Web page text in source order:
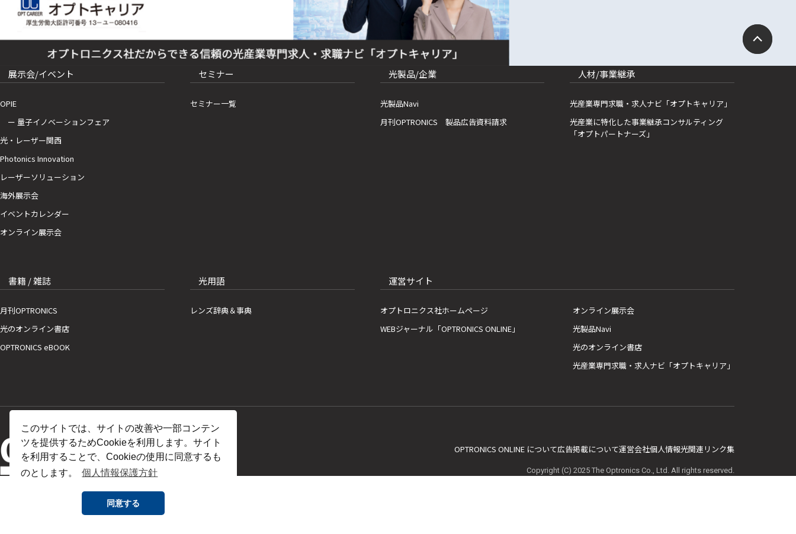
このサイトでは、サイトの改善や一部コンテン
ツを提供するためCookieを利用します。サイト
を利用することで、Cookieの使用に同意するも
のとします。
個人情報保護方針
同意する
展示会/イベント
OPIE
ー 量子イノベーションフェア
光・レーザー関西
Photonics Innovation
レーザーソリューション
海外展示会
イベントカレンダー
オンライン展示会
セミナー
セミナー一覧
光製品/企業
光製品Navi
月刊OPTRONICS 製品広告資料請求
人材/事業継承
光産業専門求職・求人ナビ「オプトキャリア」
光産業に特化した事業継承コンサルティング
「オプトパートナーズ」
書籍 / 雑誌
月刊OPTRONICS
光のオンライン書店
OPTRONICS eBOOK
光用語
レンズ辞典＆事典
運営サイト
オプトロニクス社ホームページ
WEBジャーナル「OPTRONICS ONLINE」
オンライン展示会
光製品Navi
光のオンライン書店
光産業専門求職・求人ナビ「オプトキャリア」
OPTRONICS ONLINE について広告掲載について運営会社個人情報光関連リンク集
Copyright (C) 2025 The Optronics Co., Ltd. All rights reserved.